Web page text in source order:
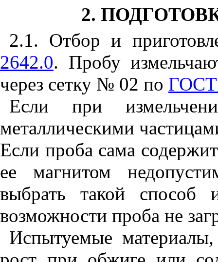
2.
2.1. Отбор и
2642.0. Пробу
через сетку № 02 по ГОСТ
Если при
металлическими
Если проба сама
ее магнитом
выбрать такой способ
возможности проба не
Испытуемые